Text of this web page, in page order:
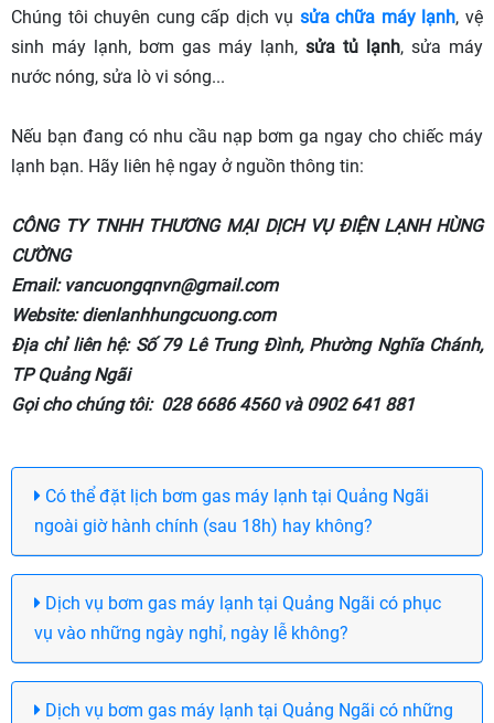
Chúng tôi chuyên cung cấp dịch vụ sửa chữa máy lạnh, vệ
sinh máy lạnh, bơm gas máy lạnh, sửa tủ lạnh, sửa máy
nước nóng, sửa lò vi sóng...
Nếu bạn đang có nhu cầu nạp bơm ga ngay cho chiếc máy
lạnh bạn. Hãy liên hệ ngay ở nguồn thông tin:
CÔNG TY TNHH THƯƠNG MẠI DỊCH VỤ ĐIỆN LẠNH HÙNG
CƯỜNG
Email: vancuongqnvn@gmail.com
Website: dienlanhhungcuong.com
Địa chỉ liên hệ: Số 79 Lê Trung Đình, Phường Nghĩa Chánh,
TP Quảng Ngãi
Gọi cho chúng tôi: 028 6686 4560 và 0902 641 881
Có thể đặt lịch bơm gas máy lạnh tại Quảng Ngãi
ngoài giờ hành chính (sau 18h) hay không?
Dịch vụ bơm gas máy lạnh tại Quảng Ngãi có phục
vụ vào những ngày nghỉ, ngày lễ không?
Dịch vụ bơm gas máy lạnh tại Quảng Ngãi có những